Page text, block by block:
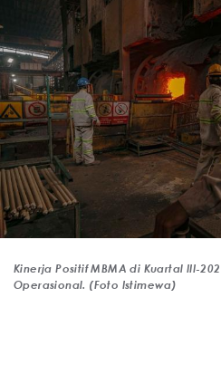
Kinerja Positif MBMA di Kuartal III-
Operasional. (Foto Istimewa)